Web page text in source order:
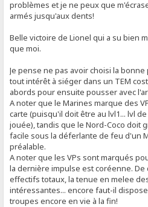
problèmes et je ne peux que
armés jusqu'aux dents!
Belle victoire de Lionel qui a su bien
que moi.
Je pense ne pas avoir choisi la bonne
tout intérêt à siéger dans un TEM
abords pour ensuite pousser avec
A noter que le Marines marque des
carte (puisqu'il doit être au lvl1... lvl
jouée), tandis que le Nord-Coco doit
facile sous la déferlante de feu d'un
préalable.
A noter que les VPs sont marqués
la dernière impulse est coréenne. De
effectifs totaux, la tenue en melee
intéressantes... encore faut-il
troupes encore en vie à la fin!